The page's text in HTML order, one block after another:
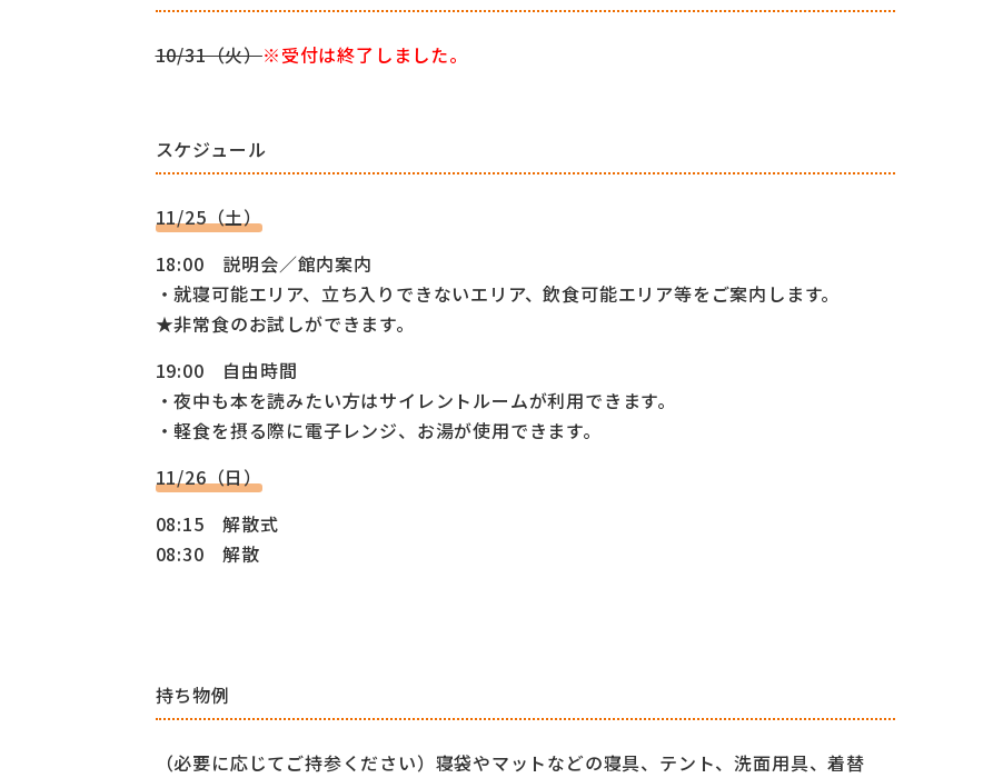
10/31（火）※受付は終了しました。
スケジュール
11/25（土）
18:00 説明会／館内案内
・就寝可能エリア、立ち入り できないエリア、飲食可能エリア等をご案内します。
★非常食のお試しができます。
19:00 自由時間
・夜中も本を読みたい方はサイ レントルームが利用できます。
・軽食を摂る際に電子レンジ、 お湯が使用できます。
11/26（日）
08:15 解散式
08:30 解散
持ち物例
（必要に応じてご持参ください）寝袋やマットなどの寝具、テント、洗面用具、着替